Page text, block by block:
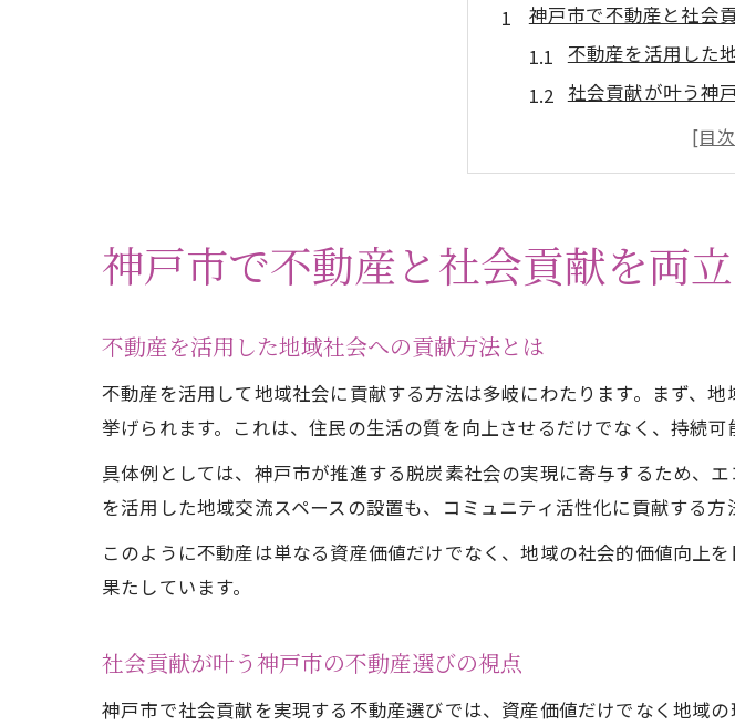
神戸市で不動産と社会
不動産を活用した
社会貢献が叶う神
不動産と地域福祉
神戸市で不動産を
不動産選びが拓く神戸
不動産選びで実感
社会貢献型不動産
不動産が創出する
社会貢献につながる不
不動産活用で広が
地域課題を解決す
神戸市の環境未来都市
神戸市で不動産と社会貢献を両
不動産を活用した地域社会への貢献方法とは
不動産を活用して地域社会に貢献する方法は多岐にわたります。まず、
挙げられます。これは、住民の生活の質を向上させるだけでなく、持続可
具体例としては、神戸市が推進する脱炭素社会の実現に寄与するため、
を活用した地域交流スペースの設置も、コミュニティ活性化に貢献する方
このように不動産は単なる資産価値だけでなく、地域の社会的価値向上
果たしています。
社会貢献が叶う神戸市の不動産選びの視点
神戸市で社会貢献を実現する不動産選びでは、資産価値だけでなく地域